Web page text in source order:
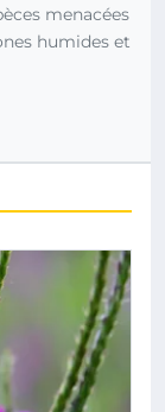
menacées
humides et